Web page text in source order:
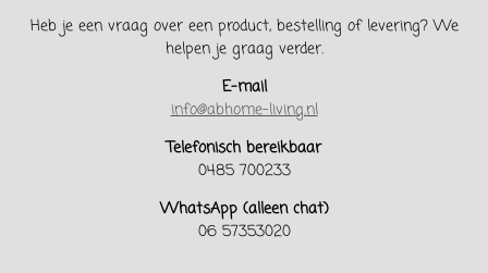
Heb je een vraag over een product, bestelling of levering? We
helpen je graag verder.
E-mail
info@abhome-living.nl
Telefonisch bereikbaar
0485 700233
WhatsApp (alleen chat)
06 57353020